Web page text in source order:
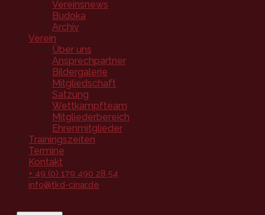
Vereinsnews
Budoka
Archiv
Verein
Über uns
Ansprechpartner
Bildergalerie
Mitgliedschaft
Satzung
Wettkampfteam
Mitgliederbereich
Ehrenmitglieder
Trainingszeiten
Termine
Kontakt
+ 49 (0) 179 490 28 54
info@tkd-cinar.de